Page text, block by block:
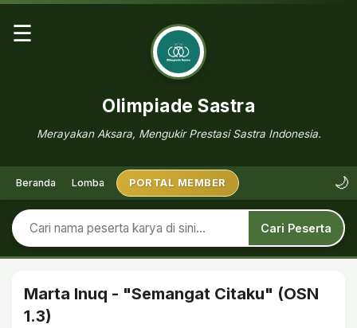
☰
Olimpiade Sastra
Merayakan Aksara, Mengukir Prestasi Sastra Indonesia.
Beranda Lomba PORTAL MEMBER 🌙
Cari Peserta
Marta Inuq - "Semangat Citaku" (OSN
1.3)